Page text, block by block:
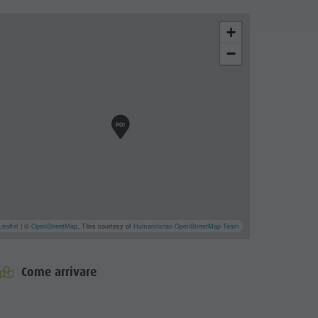
+
−
| ©OpenStreetMap , Tiles courtesy of Humanitarian OpenStreetMap Team
Come arrivare